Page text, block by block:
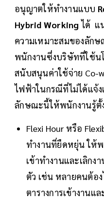
อนุญาตให้ทำงานแบบ
Hybrid Working ได้ แ
ความเหมาะสมของลัก
พนักงานซึ่งบริษัทที่ใช้น
สนับสนุนค่าใช้จ่าย Co-
ไฟฟ้าในกรณีที่ไม่ได้แจ้ง
ลักษณะนี้ให้พนักงานรู้ตั้
Flexi Hour หรือ
ทำงานที่ยืดหยุ่น ให้พ
เข้าทำงานและเลิกง
ตัว เช่น หลายคนต้อง
ตารางการเข้างานแ